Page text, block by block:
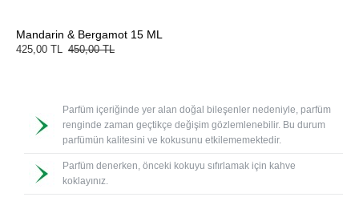
Mandarin & Bergamot 15 ML
425,00 TL 450,00 TL
Parfüm içeriğinde yer alan doğal bileşenler nedeniyle, parfüm
renginde zaman geçtikçe değişim gözlemlenebilir. Bu durum
parfümün kalitesini ve kokusunu etkilememektedir.
Parfüm denerken, önceki kokuyu sıfırlamak için kahve
koklayınız.